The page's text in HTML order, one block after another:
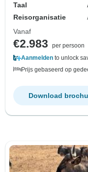
Taal
Reisorganisatie
Vanaf
€2.983
per persoon
Aanmelden to unlock
Prijs gebaseerd op
Download